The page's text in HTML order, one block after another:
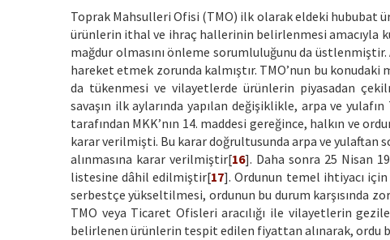
Toprak Mahsulleri Ofisi (TMO) ilk olarak eldeki hububat
ürünlerin ithal ve ihraç hallerinin belirlenmesi amacıyla
mağdur olmasını önleme sorumluluğunu da üstlenmiştir.
hareket etmek zorunda kalmıştır. TMO’nun bu
da tükenmesi ve vilayetlerde ürünlerin piyasadan
savaşın ilk aylarında yapılan değişiklikle, arpa ve yulafın
tarafından MKK’nın 14. maddesi gereğince, halkın ve
karar verilmişti. Bu karar doğrultusunda arpa ve yulaftan
alınmasına karar verilmiştir[16]. Daha sonra 25 Nisan
listesine dâhil edilmiştir[17]. Ordunun temel ihtiyacı
serbestçe yükseltilmesi, ordunun bu durum karşısında
TMO veya Ticaret Ofisleri aracılığı ile vilayetlerin
belirlenen ürünlerin tespit edilen fiyattan alınarak,